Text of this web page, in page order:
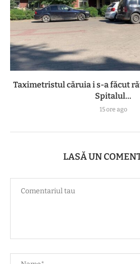
Taximetristul căruia i s-a făcut
Spitalul...
15 ore ago
LASĂ UN